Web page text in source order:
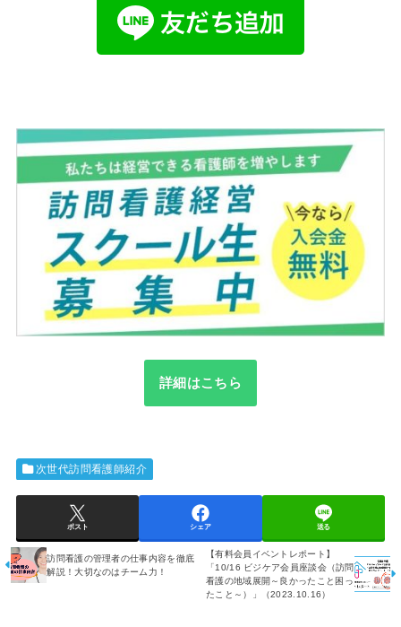
詳細はこちら
次世代訪問看護師紹介
ポスト シェア 送る
訪問看護の管理者の仕事内容を徹底
解説！大切なのはチーム力！
【有料会員イベントレポート】
「10/16 ビジケア会員座談会（訪問
看護の地域展開～良かったこと困っ
たこと～）」（2023.10.16）